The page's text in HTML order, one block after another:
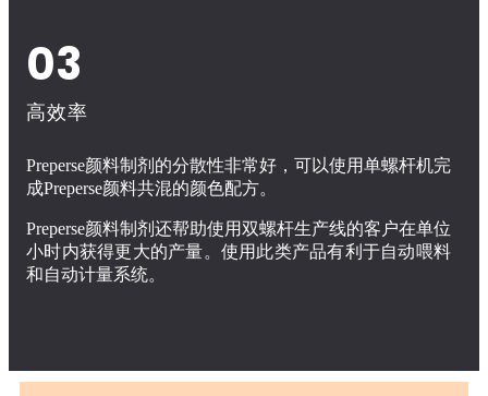
03
高效率
Preperse颜料制剂的分散性非常好，可以使用单螺杆机完
成Preperse颜料共混的颜色配方。
Preperse颜料制剂还帮助使用双螺杆生产线的客户在单位
小时内获得更大的产量。使用此类产品有利于自动喂料
和自动计量系统。